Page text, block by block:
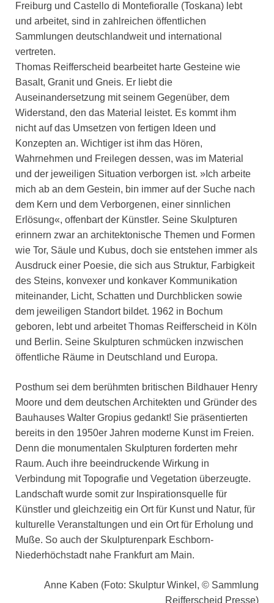
Freiburg und Castello di Montefioralle (Toskana) lebt
und arbeitet, sind in zahlreichen öffentlichen
Sammlungen deutschlandweit und international
vertreten.
Thomas Reifferscheid bearbeitet harte Gesteine wie
Basalt, Granit und Gneis. Er liebt die
Auseinandersetzung mit seinem Gegenüber, dem
Widerstand, den das Material leistet. Es kommt ihm
nicht auf das Umsetzen von fertigen Ideen und
Konzepten an. Wichtiger ist ihm das Hören,
Wahrnehmen und Freilegen dessen, was im Material
und der jeweiligen Situation verborgen ist. »Ich arbeite
mich ab an dem Gestein, bin immer auf der Suche nach
dem Kern und dem Verborgenen, einer sinnlichen
Erlösung«, offenbart der Künstler. Seine Skulpturen
erinnern zwar an architektonische Themen und Formen
wie Tor, Säule und Kubus, doch sie entstehen immer als
Ausdruck einer Poesie, die sich aus Struktur, Farbigkeit
des Steins, konvexer und konkaver Kommunikation
miteinander, Licht, Schatten und Durchblicken sowie
dem jeweiligen Standort bildet. 1962 in Bochum
geboren, lebt und arbeitet Thomas Reifferscheid in Köln
und Berlin. Seine Skulpturen schmücken inzwischen
öffentliche Räume in Deutschland und Europa.
Posthum sei dem berühmten britischen Bildhauer Henry
Moore und dem deutschen Architekten und Gründer des
Bauhauses Walter Gropius gedankt! Sie präsentierten
bereits in den 1950er Jahren moderne Kunst im Freien.
Denn die monumentalen Skulpturen forderten mehr
Raum. Auch ihre beeindruckende Wirkung in
Verbindung mit Topografie und Vegetation überzeugte.
Landschaft wurde somit zur Inspirationsquelle für
Künstler und gleichzeitig ein Ort für Kunst und Natur, für
kulturelle Veranstaltungen und ein Ort für Erholung und
Muße. So auch der Skulpturenpark Eschborn-
Niederhöchstadt nahe Frankfurt am Main.
Anne Kaben (Foto: Skulptur Winkel, © Sammlung
Reifferscheid Presse)